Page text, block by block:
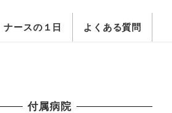
ナースの１日 よくある質問
付属病院